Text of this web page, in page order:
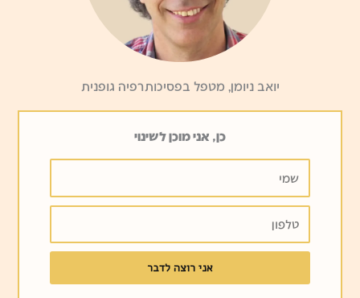
יואב ניומן, מטפל בפסיכותרפיה גופנית
כן, אני מוכן לשינוי
אני רוצה לדבר